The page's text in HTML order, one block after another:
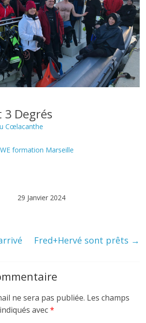
3 Degrés
Cœlacanthe
formation Marseille
29 Janvier 2024
Fred+Hervé sont prêts →
ne sera pas publiée. Les champs
avec*